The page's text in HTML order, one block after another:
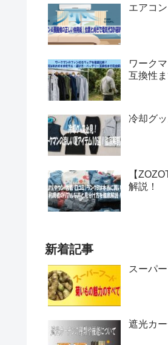
エアコ
ワーク
互換性
冷却グ
【
解説！
新着記事
スーパ
遮光カ